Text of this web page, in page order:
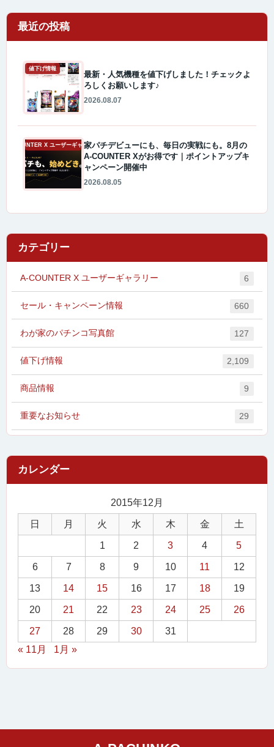
最近の投稿
値下げ情報
最新・人気機種を値下げしました！チェックよ
ろしくお願いします♪
2026.08.07
A-COUNTER X ユーザーギャラリー家パチデビューにも、毎日の実戦にも。8月の
A-COUNTER Xがお得です｜ポイントアップキ
ャンペーン開催中
2026.08.05
カテゴリー
A-COUNTER X ユーザーギャラリー 6
セール・キャンペーン情報 660
わが家のパチンコ写真館 127
値下げ情報 2,109
商品情報 9
重要なお知らせ 29
2015年12月
日 月 火 水 木 金 土
1 2 3 4 5
6 7 8 9 10 11 12
13 14 15 16 17 18 19
20 21 22 23 24 25 26
27 28 29 30
31
« 11月
1月 »